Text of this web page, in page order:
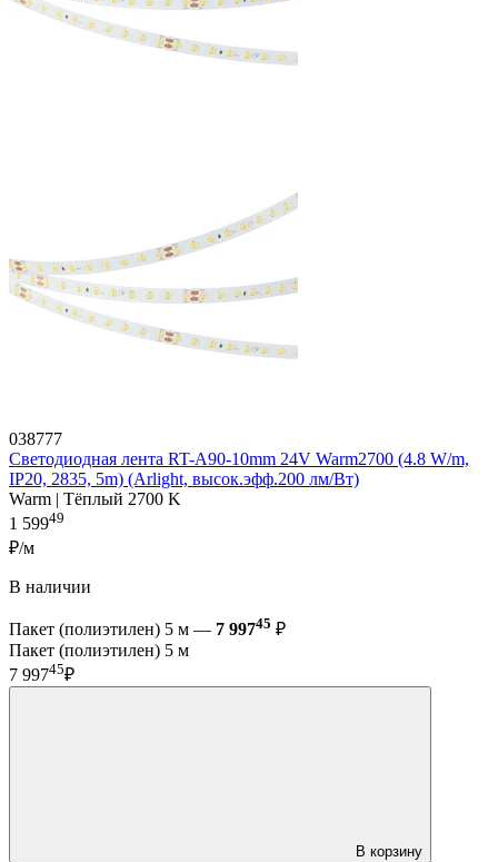
038777
Светодиодная лента RT-A90-10mm 24V Warm2700 (4.8 W/m,
IP20, 2835, 5m) (Arlight, высок.эфф.200 лм/Вт)
Warm | Тёплый 2700 K
1 59949
₽/м
В наличии
Пакет (полиэтилен) 5 м — 7 99745 ₽
Пакет (полиэтилен) 5 м
7 99745₽
В корзину